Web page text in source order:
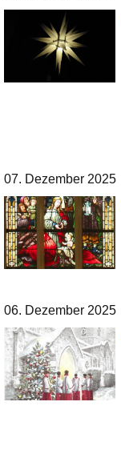
07. Dezember 2025
06. Dezember 2025